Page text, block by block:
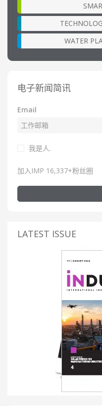
WATER
电子新闻简讯
Email
我是人.
加入IMP 16,337+粉丝圈
LATEST ISSUE